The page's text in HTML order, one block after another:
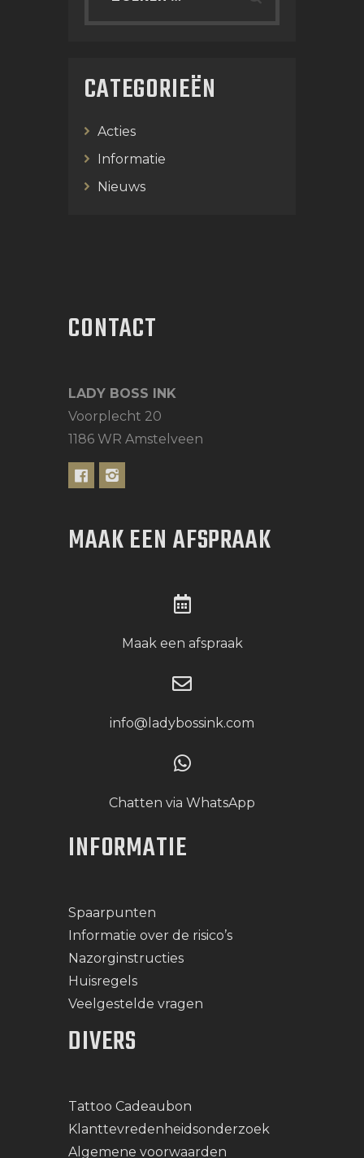
CATEGORIEËN
Acties
Informatie
Nieuws
CONTACT
LADY BOSS INK
Voorplecht 20
1186 WR Amstelveen
MAAK EEN AFSPRAAK
Maak een afspraak
info@ladybossink.com
Chatten via WhatsApp
INFORMATIE
Spaarpunten
Informatie over de risico’s
Nazorginstructies
Huisregels
Veelgestelde vragen
DIVERS
Tattoo Cadeaubon
Klanttevredenheidsonderzoek
Algemene voorwaarden